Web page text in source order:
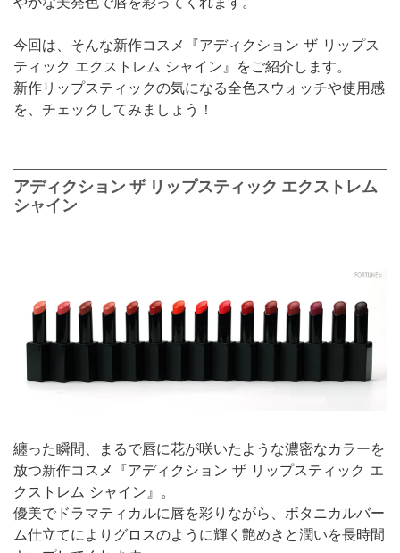
今回は、そんな新作コスメ『アディクション ザ リップス
ティック エクストレム シャイン』をご紹介します。
新作リップスティックの気になる全色スウォッチや使用感
を、チェックしてみましょう！
アディクション ザ リップスティック エクストレム
シャイン
纏った瞬間、まるで唇に花が咲いたような濃密なカラーを
放つ新作コスメ『アディクション ザ リップスティック エ
クストレム シャイン』。
優美でドラマティカルに唇を彩りながら、ボタニカルバー
ム仕立てによりグロスのように輝く艶めきと潤いを長時間